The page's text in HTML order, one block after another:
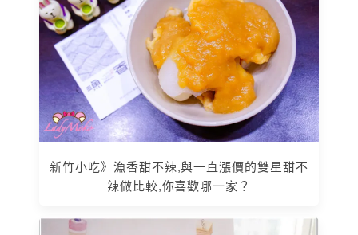
新竹小吃》漁香甜不辣,與一直漲價的雙星甜不
辣做比較,你喜歡哪一家？